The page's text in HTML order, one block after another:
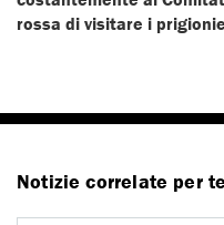
rossa di visitare i
Notizie correlate per